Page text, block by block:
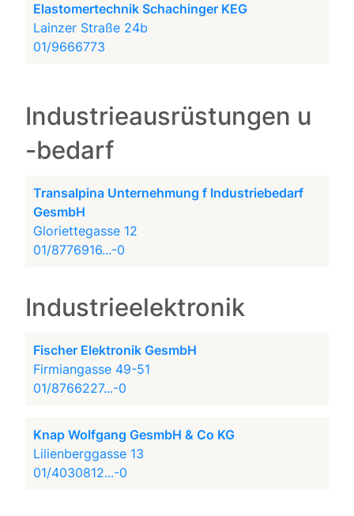
Elastomertechnik Schachinger KEG
Lainzer Straße 24b
01/9666773
Industrieausrüstungen u
-bedarf
Transalpina Unternehmung f Industriebedarf
GesmbH
Gloriettegasse 12
01/8776916...-0
Industrieelektronik
Fischer Elektronik GesmbH
Firmiangasse 49-51
01/8766227...-0
Knap Wolfgang GesmbH & Co KG
Lilienberggasse 13
01/4030812...-0